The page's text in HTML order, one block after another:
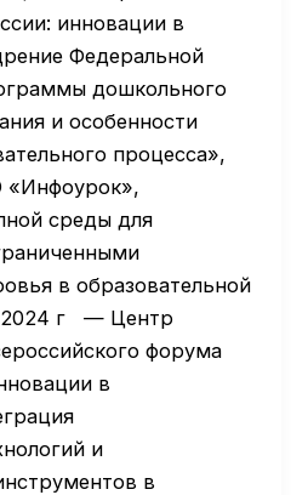
инновации в
Федеральной
дошкольного
и особенности
процесса»,
среды для
в образовательной
2024 г — Центр
форума
в
и
в